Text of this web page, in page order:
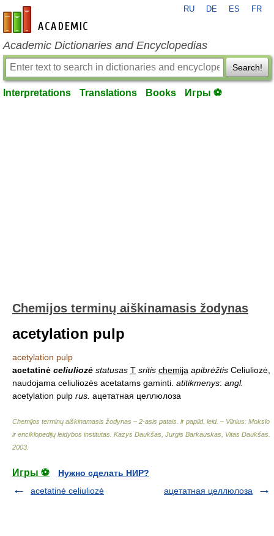
en-academic.com
RU DE ES FR
Academic Dictionaries and Encyclopedias
Search!
Interpretations Translations Books Игры ⚽
Chemijos terminų aiškinamasis žodynas
acetylation pulp
acetylation pulp
acetatinė celiuliozė statusas T sritis chemija apibrėžtis Celiuliozė,
naudojama celiuliozės acetatams gaminti. atitikmenys: angl.
acetylation pulp rus. ацетатная целлюлоза
Chemijos terminų aiškinamasis žodynas – 2-asis patais. ir papild. leid. – Vilnius: Mokslo
ir enciklopedijų leidybos institutas Kazys Daukšas, Jurgis Barkauskas, Vitas Daukšas
2003
Игры ⚽
Нужно сделать НИР?
acetatinė celiuliozė
ацетатная целлюлоза